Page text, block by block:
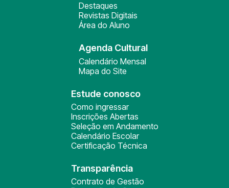
Destaques
Revistas Digitais
Área do Aluno
Agenda Cultural
Calendário Mensal
Mapa do Site
Estude conosco
Como ingressar
Inscrições Abertas
Seleção em Andamento
Calendário Escolar
Certificação Técnica
Transparência
Contrato de Gestão